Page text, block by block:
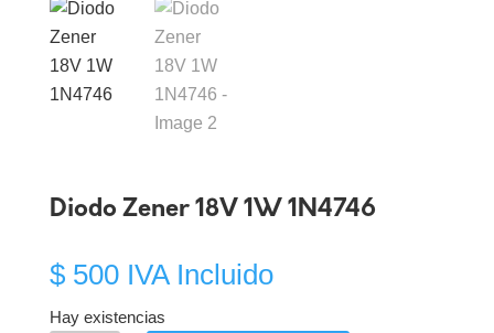
Diodo Zener 18V 1W 1N4746
$500 IVA Incluido
Hay existencias